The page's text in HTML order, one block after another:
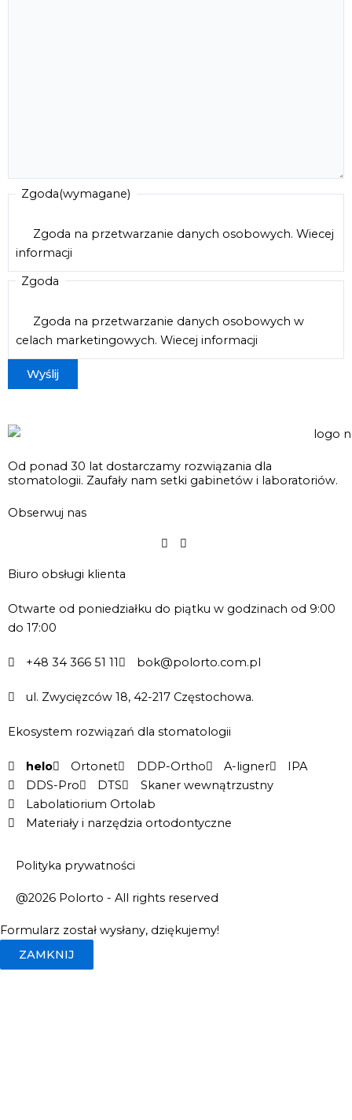
Zgoda(wymagane)
Zgoda na przetwarzanie danych osobowych.Wiecej
informacji
Zgoda
Zgoda na przetwarzanie danych osobowych w
celach marketingowych.Wiecej informacji
Od ponad 30 lat dostarczamy rozwiązania dla
stomatologii. Zaufały nam setki gabinetów i laboratoriów.
Obserwuj nas
Biuro obsługi klienta
Otwarte od poniedziałku do piątku w godzinach od 9:00
do 17:00
+48 34 366 51 11 bok@polorto.com.pl
ul. Zwycięzców 18, 42-217 Częstochowa.
Ekosystem rozwiązań dla stomatologii
helo Ortonet DDP-Ortho A-ligner
IPA
DDS-Pro
DTS
Skaner wewnątrzustny
Labolatiorium Ortolab
Materiały i narzędzia ortodontyczne
Polityka prywatności
@2026 Polorto - All rights reserved
Formularz został wysłany, dziękujemy!
ZAMKNIJ